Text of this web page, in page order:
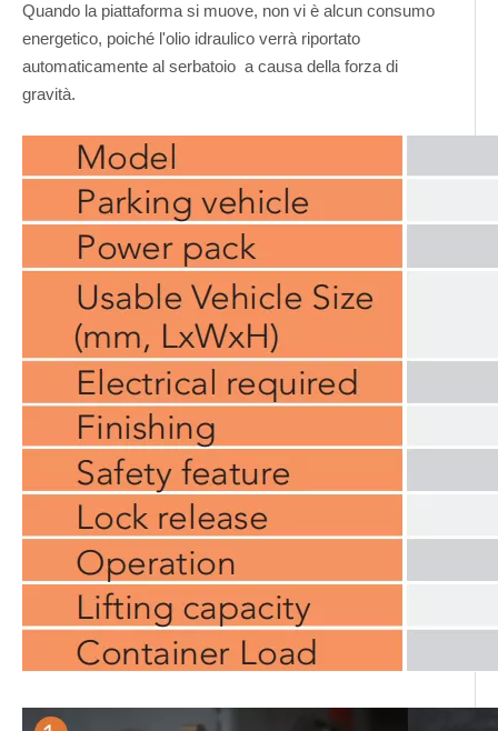
Quando la piattaforma si muove, non vi è alcun consumo
energetico, poiché l'olio idraulico verrà riportato
automaticamente al serbatoio a causa della forza di
gravità.